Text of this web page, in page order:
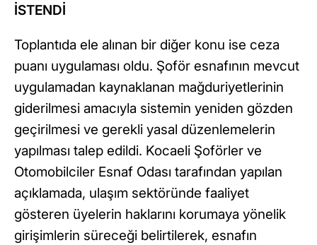
İSTENDİ
Toplantıda ele alınan bir diğer konu ise ceza
puanı uygulaması oldu. Şoför esnafının mevcut
uygulamadan kaynaklanan mağduriyetlerinin
giderilmesi amacıyla sistemin yeniden gözden
geçirilmesi ve gerekli yasal düzenlemelerin
yapılması talep edildi. Kocaeli Şoförler ve
Otomobilciler Esnaf Odası tarafından yapılan
açıklamada, ulaşım sektöründe faaliyet
gösteren üyelerin haklarını korumaya yönelik
girişimlerin süreceği belirtilerek, esnafın